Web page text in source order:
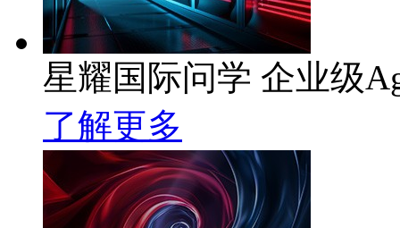
星耀国际问学 企业级
了解更多